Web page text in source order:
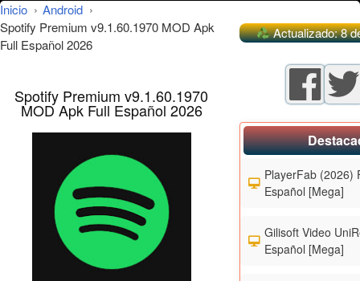
Inicio › Android ›
Spotify Premium v9.1.60.1970 MOD Apk
Full Español 2026
Spotify Premium v9.1.60.1970
MOD Apk Full Español 2026
Actualizado: 8
PlayerFab (2026)
Español [Mega]
Gilisoft Video
Español [Mega]